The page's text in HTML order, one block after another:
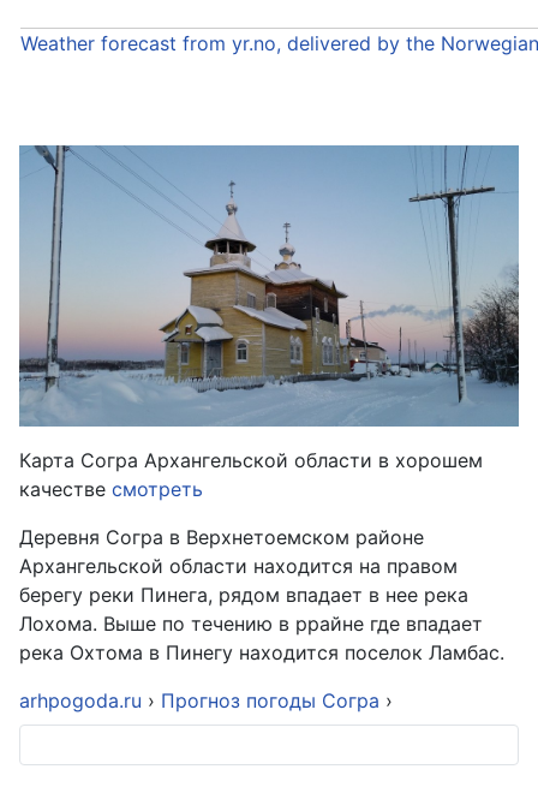
Weather forecast from yr.no, delivered by the
Карта Согра Архангельской области в хорошем
качестве смотреть
Деревня Согра в Верхнетоемском районе
Архангельской области находится на правом
берегу реки Пинега, рядом впадает в нее река
Лохома. Выше по течению в ррайне где впадает
река Охтома в Пинегу находится поселок Ламбас.
arhpogoda.ru › Прогноз погоды Согра ›